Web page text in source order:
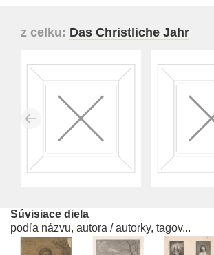
z celku: Das Christliche Jahr
Súvisiace diela
podľa názvu, autora / autorky, tagov...